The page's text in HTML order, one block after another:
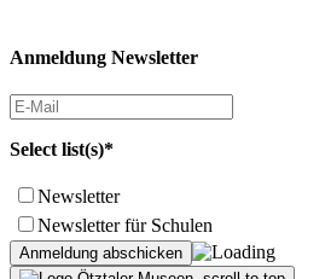
Anmeldung Newsletter
Select list(s)*
Newsletter
Newsletter für Schulen